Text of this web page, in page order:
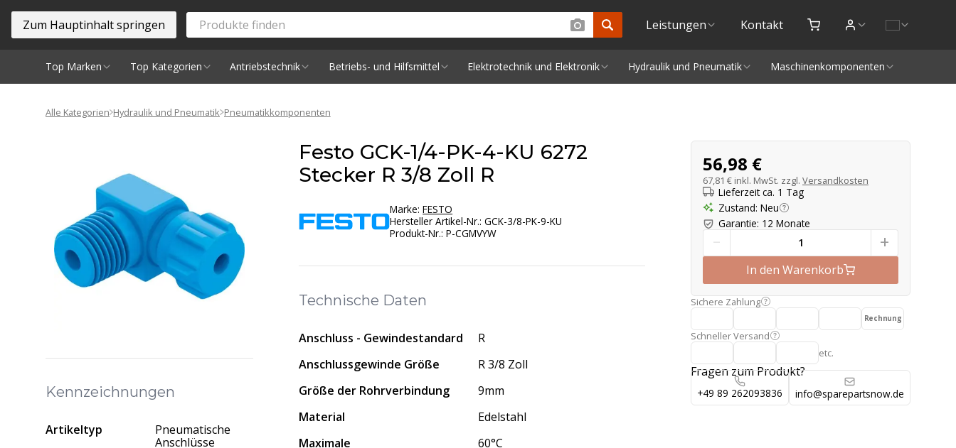
Zum Hauptinhalt springen Leistungen Kontakt
Top Marken Top Kategorien Antriebstechnik Betriebs- und Hilfsmittel Elektrotechnik und Elektronik Hydraulik und Pneumatik Maschinenkomponenten
Alle Kategorien Hydraulik und Pneumatik Pneumatikkomponenten
Festo GCK-1/4-PK-4-KU 6272
Stecker R 3/8 Zoll R
Marke:FESTO
Hersteller Artikel-Nr.:GCK-3/8-PK-9-KU
Produkt-Nr.:P-CGMVYW
Technische Daten
Anschluss - Gewindestandard
R
Anschlussgewinde Größe
R 3/8 Zoll
Größe der Rohrverbindung
9mm
Material
Edelstahl
Maximale
60°C
Produktangebot
56,98 €
67,81 € inkl. MwSt. zzgl. Versandkosten
Lieferzeit ca. 1 Tag
Zustand:Neu
Garantie: 12 Monate
- +
In den Warenkorb
Sichere Zahlung
Rechnung
Schneller Versand
etc.
Fragen zum Produkt?
+49 89 262093836 info@sparepartsnow.de
Kennzeichnungen
Artikeltyp
Pneumatische
Anschlüsse